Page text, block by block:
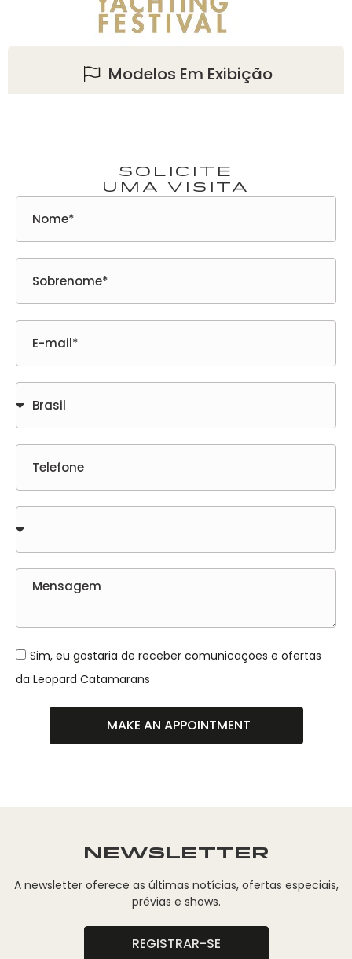
Modelos Em Exibição
SOLICITE
UMA VISITA
Sim, eu gostaria de receber comunicações e ofertas
da Leopard Catamarans
MAKE AN APPOINTMENT
NEWSLETTER
A newsletter oferece as últimas notícias, ofertas especiais,
prévias e shows.
REGISTRAR-SE